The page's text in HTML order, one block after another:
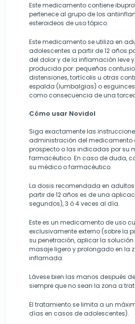
Este medicamento contiene
pertenece al grupo de los
esteroideos de uso tópico.
Este medicamento se utiliza en
adolescentes a partir de 12 años
del dolor y de la inflamación leve
producida por: pequeñas
distensiones, tortícolis u otras
espalda (lumbalgias) o
como consecuencia de una
Cómo usar Novidol
Siga exactamente las
administración del medicamento
prospecto o las indicadas por su
farmacéutico. En caso de duda,
su médico o farmacéutico.
La dosis recomendada en
partir de 12 años es de una
segundos), 3 ó 4 veces al día.
Este es un medicamento de uso
exclusivamente externo (sobre la
su penetración, aplicar la
masaje ligero y prolongado en la
inflamada.
Lávese bien las manos después
siempre que no sean la zona a
El tratamiento se limita a un
días en casos de adolescentes).